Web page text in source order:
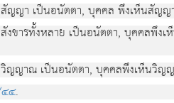
ญา เปนอนัตตา, บุคคล พึงเห็นสัญญานั้น
ขารทั้งหลาย เปนอนัตตา, บุคคลพึงเห็น
ญาณ เปนอนัตตา, บุคคลพึงเห็นวิญญาณนั้
๔.